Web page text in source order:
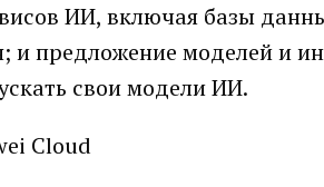
ИИ, включая базы
и предложение моделей и
свои модели ИИ.